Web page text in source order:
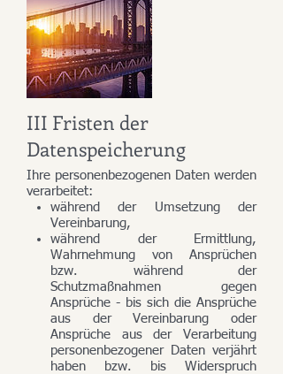
III Fristen der
Datenspeicherung
Ihre personenbezogenen Daten werden
verarbeitet:
während der Umsetzung der
Vereinbarung,
während der Ermittlung,
Wahrnehmung von Ansprüchen
bzw. während der
Schutzmaßnahmen gegen
Ansprüche - bis sich die Ansprüche
aus der Vereinbarung oder
Ansprüche aus der Verarbeitung
personenbezogener Daten verjährt
haben bzw. bis Widerspruch